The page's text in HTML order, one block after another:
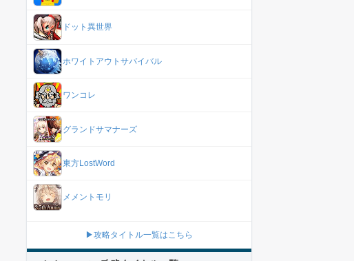
ドット異世界
ホワイトアウトサバイバル
ワンコレ
グランドサマナーズ
東方LostWord
メメントモリ
▶攻略タイトル一覧はこちら